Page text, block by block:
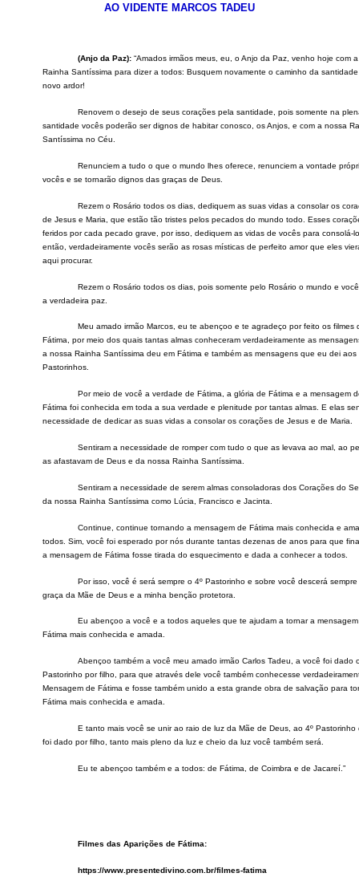
AO VIDENTE MARCOS TADEU
(Anjo da Paz): “Amados irmãos meus, eu, o Anjo da Paz, venho hoje com
Rainha Santíssima para dizer a todos: Busquem novamente o caminho da
novo ardor!
Renovem o desejo de seus corações pela santidade, pois somente na
santidade vocês poderão ser dignos de habitar conosco, os Anjos, e com a nossa
Santíssima no Céu.
Renunciem a tudo o que o mundo lhes oferece, renunciem a vontade
vocês e se tornarão dignos das graças de Deus.
Rezem o Rosário todos os dias, dediquem as suas vidas a consolar os
de Jesus e Maria, que estão tão tristes pelos pecados do mundo todo. Esses
feridos por cada pecado grave, por isso, dediquem as vidas de vocês para consolá-
então, verdadeiramente vocês serão as rosas místicas de perfeito amor que eles
aqui procurar.
Rezem o Rosário todos os dias, pois somente pelo Rosário o mundo e
a verdadeira paz.
Meu amado irmão Marcos, eu te abençoo e te agradeço por feito os filmes
Fátima, por meio dos quais tantas almas conheceram verdadeiramente as
a nossa Rainha Santíssima deu em Fátima e também as mensagens que eu dei aos
Pastorinhos.
Por meio de você a verdade de Fátima, a glória de Fátima e a mensagem
Fátima foi conhecida em toda a sua verdade e plenitude por tantas almas. E elas
necessidade de dedicar as suas vidas a consolar os corações de Jesus e de Maria.
Sentiram a necessidade de romper com tudo o que as levava ao mal, ao
as afastavam de Deus e da nossa Rainha Santíssima.
Sentiram a necessidade de serem almas consoladoras dos Corações do
da nossa Rainha Santíssima como Lúcia, Francisco e Jacinta.
Continue, continue tornando a mensagem de Fátima mais conhecida e
todos. Sim, você foi esperado por nós durante tantas dezenas de anos para que
a mensagem de Fátima fosse tirada do esquecimento e dada a conhecer a todos.
Por isso, você é será sempre o 4º Pastorinho e sobre você descerá sempre
graça da Mãe de Deus e a minha benção protetora.
Eu abençoo a você e a todos aqueles que te ajudam a tornar a
Fátima mais conhecida e amada.
Abençoo também a você meu amado irmão Carlos Tadeu, a você foi dado
Pastorinho por filho, para que através dele você também conhecesse
Mensagem de Fátima e fosse também unido a esta grande obra de salvação para
Fátima mais conhecida e amada.
E tanto mais você se unir ao raio de luz da Mãe de Deus, ao 4º Pastorinho
foi dado por filho, tanto mais pleno da luz e cheio da luz vocêtambémserá.
Eu te abençoo também e a todos: de Fátima, de Coimbra e de Jacareí.”
Filmes das Aparições de Fátima:
https://www.presentedivino.com.br/filmes-fatima